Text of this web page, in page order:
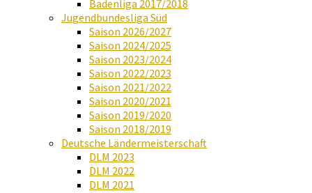
Badenliga 2017/2018
Jugendbundesliga Süd
Saison 2026/2027
Saison 2024/2025
Saison 2023/2024
Saison 2022/2023
Saison 2021/2022
Saison 2020/2021
Saison 2019/2020
Saison 2018/2019
Deutsche Ländermeisterschaft
DLM 2023
DLM 2022
DLM 2021